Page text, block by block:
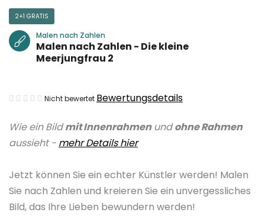
Wie ein Bildmit Innenrahmenundohne Rahmen
aussieht - mehr Details hier
Jetzt können Sie ein echter Künstler werden! Malen
Sie nach Zahlen und kreieren Sie ein unvergessliches
Bild, das Ihre Lieben bewundern werden!
2+1 GRATIS
Malen nach Zahlen
Malen nach Zahlen - Die kleine
Meerjungfrau 2
Die
Produktbewertung
ist
von
5
Sternen.
Nicht bewertet Bewertungsdetails